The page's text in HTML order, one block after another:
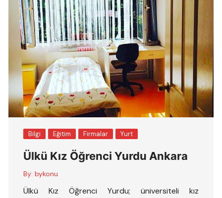
Bilgi Eğitim Firmalar Yurt
Ülkü Kız Öğrenci Yurdu Ankara
By: bykonu
Ülkü Kız Öğrenci Yurdu; üniversiteli kız